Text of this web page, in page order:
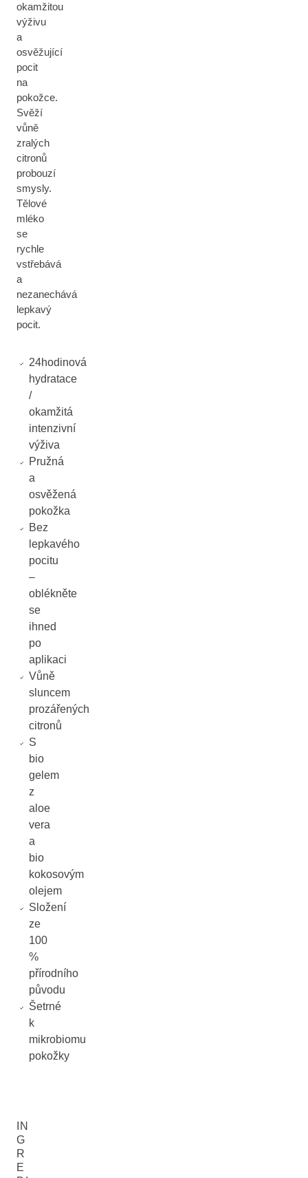
okamžitou
výživu
a
osvěžující
pocit
na
pokožce.
Svěží
vůně
zralých
citronů
probouzí
smysly.
Tělové
mléko
se
rychle
vstřebává
a
nezanechává
lepkavý
pocit.
24hodinová
hydratace
/
okamžitá
intenzivní
výživa
Pružná
a
osvěžená
pokožka
Bez
lepkavého
pocitu
–
oblékněte
se
ihned
po
aplikaci
Vůně
sluncem
prozářených
citronů
S
bio
gelem
z
aloe
vera
a
bio
kokosovým
olejem
Složení
ze
100
%
přírodního
původu
Šetrné
k
mikrobiomu
pokožky
IN
G
R
E